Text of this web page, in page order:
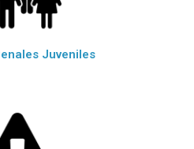
Juveniles